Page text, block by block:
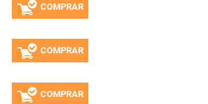
COMPRAR
COMPRAR
COMPRAR